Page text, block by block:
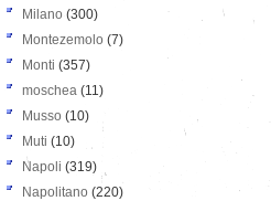
Milano (300)
Montezemolo (7)
Monti (357)
moschea (11)
Musso (10)
Muti (10)
Napoli (319)
Napolitano (220)